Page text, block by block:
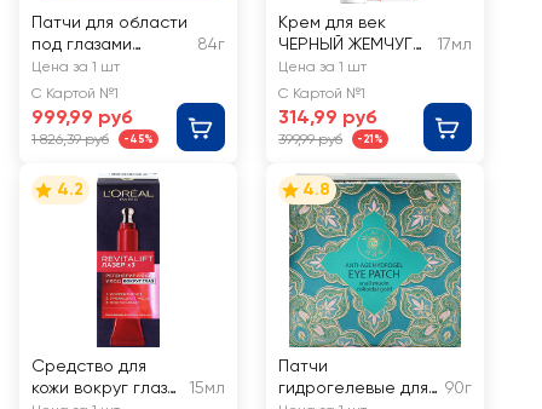
Патчи для области
под глазами
L.SANIC с
гиалуроновой
кислотой и
экстрактом
водорослей
84г
Цена за 1 шт
С Картой №1
999,99 руб
1 826,39 руб -45%
Крем для век
ЧЕРНЫЙ ЖЕМЧУГ
Интенсивное
питание Коллаген
17мл
Цена за 1 шт
С Картой №1
314,99 руб
399,99 руб -21%
4.2
Средство для
кожи вокруг глаз
15мл
4.8
Патчи
гидрогелевые для
90г